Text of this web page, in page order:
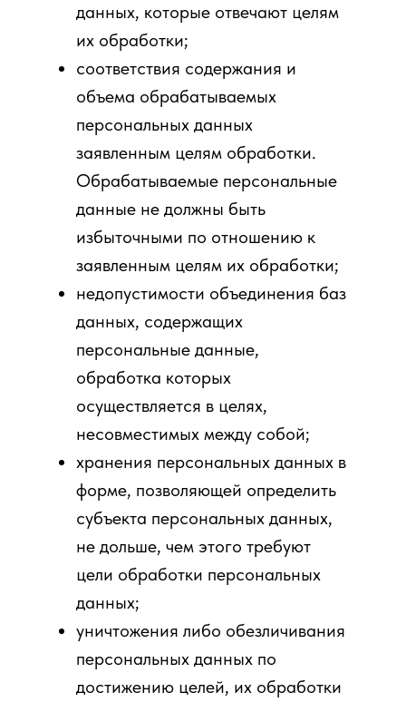
данных, которые отвечают целям
их обработки;
соответствия содержания и
объема обрабатываемых
персональных данных
заявленным целям обработки.
Обрабатываемые персональные
данные не должны быть
избыточными по отношению к
заявленным целям их обработки;
недопустимости объединения баз
данных, содержащих
персональные данные,
обработка которых
осуществляется в целях,
несовместимых между собой;
хранения персональных данных в
форме, позволяющей определить
субъекта персональных данных,
не дольше, чем этого требуют
цели обработки персональных
данных;
уничтожения либо обезличивания
персональных данных по
достижению целей, их обработки